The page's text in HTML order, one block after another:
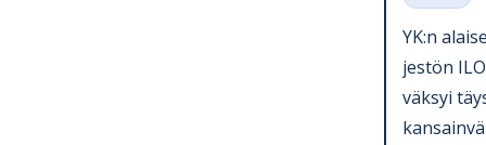
Kategoriat
YK:n
jes­tön
väk­syi